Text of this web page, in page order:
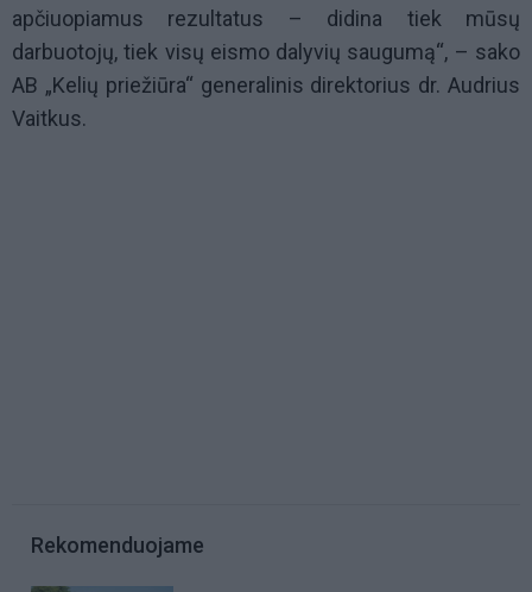
apčiuopiamus rezultatus – didina tiek mūsų
darbuotojų, tiek visų eismo dalyvių saugumą“, – sako
AB „Kelių priežiūra“ generalinis direktorius dr. Audrius
Vaitkus.
Rekomenduojame